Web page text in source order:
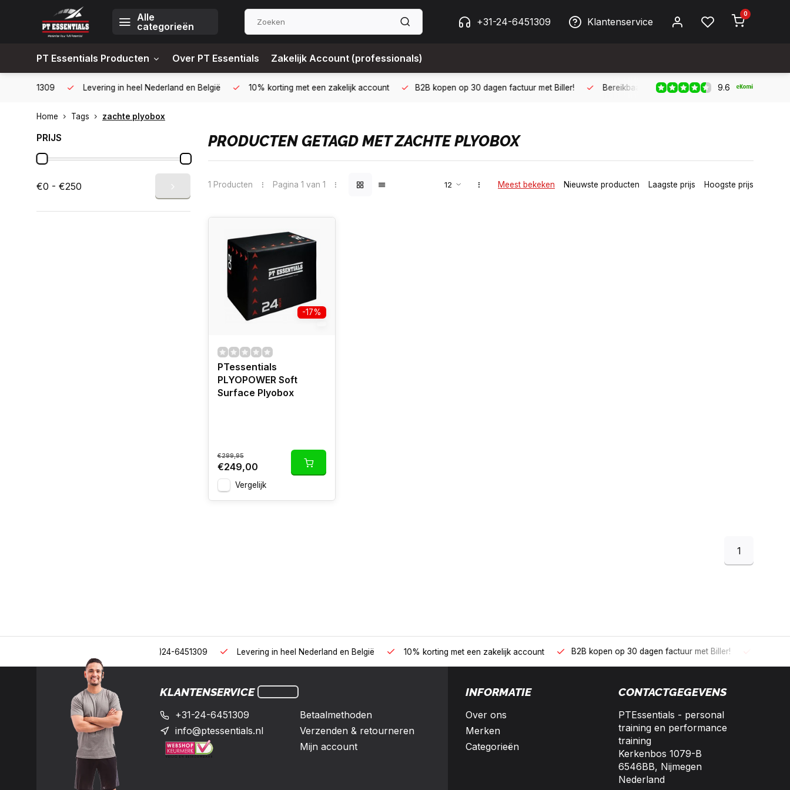
Alle
categorieën
+31-24-6451309 Klantenservice
0
PT Essentials Producten Over PT Essentials Zakelijk Account (professionals)
Levering in heel Nederland en België 10% korting met een zakelijk account B2B kopen op 30 dagen factuur met Biller! Bereikbaar per telefoon op werkdagen van 09:00 tot
9.6
Home Tags zachte plyobox
PRIJS
€0 - €250
PRODUCTEN GETAGD MET ZACHTE PLYOBOX
1 Producten Pagina 1 van 1 Meest bekeken Nieuwste producten Laagste prijs Hoogste prijs
-17%
PTessentials
PLYOPOWER Soft
Surface Plyobox
€299,95
€249,00
Vergelijk
1
Levering in heel Nederland en België 10% korting met een zakelijk account B2B kopen op 30 dagen factuur met Biller! Bereikbaar per
KLANTENSERVICE
+31-24-6451309
info@ptessentials.nl
Betaalmethoden
Verzenden & retourneren
Mijn account
INFORMATIE
Over ons
Merken
Categorieën
CONTACTGEGEVENS
PTEssentials - personal
training en performance
training
Kerkenbos 1079-B
6546BB, Nijmegen
Nederland